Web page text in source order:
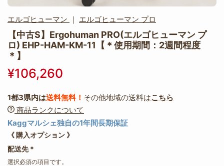
エルゴヒューマン ｜ エルゴヒューマン プロ
【中古S】Ergohuman PRO(エルゴヒューマン プ
ロ) EHP-HAM-KM-11【＊使用期間：2週間程度
＊】
¥106,260
1都3県内は送料無料！ その他地域の送料はこちら
商品ランクについて
Kaggマルシェ独自の1年間長期保証
《 購入オプション 》
配送先*
選択必須の項目です。